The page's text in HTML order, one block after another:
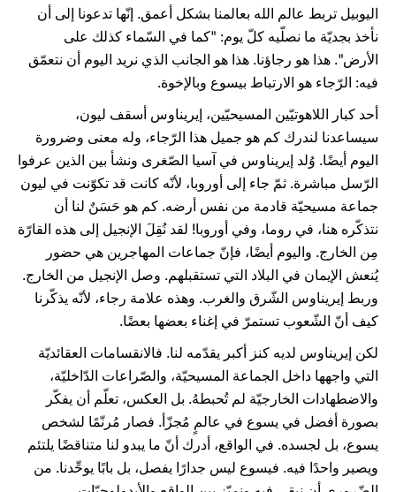
اليوبيل تربط عالم الله بعالمنا بشكل أعمق. إنّها تدعونا إلى أن
نأخذ بجديّة ما نصلّيه كلّ يوم: "كما في السّماء كذلك على
الأرض". هذا هو رجاؤنا. هذا هو الجانب الذي نريد اليوم أن نتعمّق
فيه: الرّجاء هو الارتباط بيسوع وبالإخوة.
أحد كبار اللاهوتيّين المسيحيّين، إيريناوس أسقف ليون،
سيساعدنا لندرك كم هو جميل هذا الرّجاء، وله معنى وضرورة
اليوم أيضًا. وُلد إيريناوس في آسيا الصّغرى ونشأ بين الذين عرفوا
الرّسل مباشرة. ثمّ جاء إلى أوروبا، لأنّه كانت قد تكوّنت في ليون
جماعة مسيحيّة قادمة من نفس أرضه. كم هو حَسَنٌ لنا أن
نتذكّره هنا، في روما، وفي أوروبا! لقد نُقِلَ الإنجيل إلى هذه القارّة
مِن الخارج. واليوم أيضًا، فإنّ جماعات المهاجرين هي حضور
يُنعش الإيمان في البلاد التي تستقبلهم. وصل الإنجيل من الخارج.
وربط إيريناوس الشّرق والغرب. وهذه علامة رجاء، لأنّه يذكّرنا
كيف أنّ الشّعوب تستمرّ في إغناء بعضها بعضًا.
لكن إيريناوس لديه كنز أكبر يقدّمه لنا. فالانقسامات العقائديّة
التي واجهها داخل الجماعة المسيحيّة، والصّراعات الدّاخليّة،
والاضطهادات الخارجيّة لم تُحبطهُ. بل العكس، تعلّم أن يفكّر
بصورة أفضل في يسوع في عالمٍ مُجزّأ. فصار مُرنّمًا لشخص
يسوع، بل لجسده. في الواقع، أدرك أنّ ما يبدو لنا متناقضًا يلتئم
ويصير واحدًا فيه. فيسوع ليس جدارًا يفصل، بل بابًا يوحِّدنا. من